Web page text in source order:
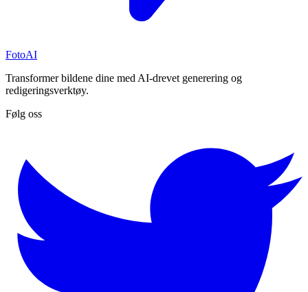
FotoAI
Transformer bildene dine med AI-drevet generering og
redigeringsverktøy.
Følg oss